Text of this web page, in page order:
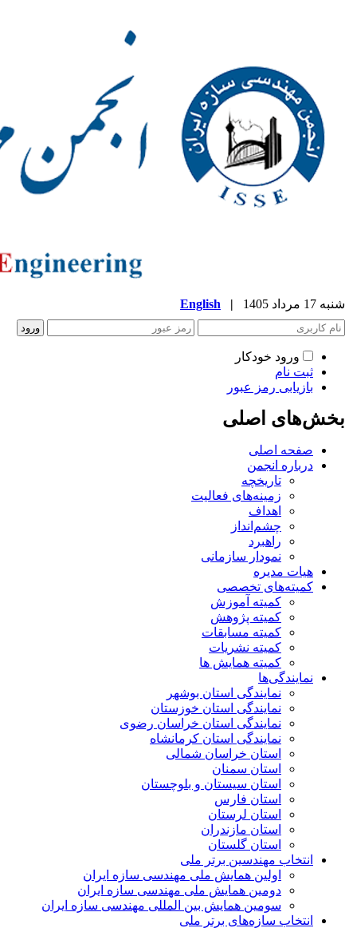
شنبه 17 مرداد 1405 |
English
ورود خودکار
ثبت نام
بازیابی رمز عبور
بخش‌های اصلی
صفحه اصلی
درباره انجمن
تاریخچه
زمینه‌های فعالیت
اهداف
چشم‌انداز
راهبرد
نمودار سازمانی
هیات مدیره
کمیته‌های تخصصی
کمیته آموزش
کمیته پژوهش
کمیته مسابقات
کمیته نشریات
کمیته همایش ها
نمایندگی‌ها
نمایندگی استان بوشهر
نمایندگی استان خوزستان
نمایندگی استان خراسان رضوی
نمایندگی استان کرمانشاه
استان خراسان شمالی
استان سمنان
استان سیستان و بلوچستان
استان فارس
استان لرستان
استان مازندران
استان گلستان
انتخاب مهندسین برتر ملی
اولین همایش ملی مهندسی سازه ایران
دومین همایش ملی مهندسی سازه ایران
سومین همایش بین المللی مهندسی سازه ایران
انتخاب سازه‌های برتر ملی